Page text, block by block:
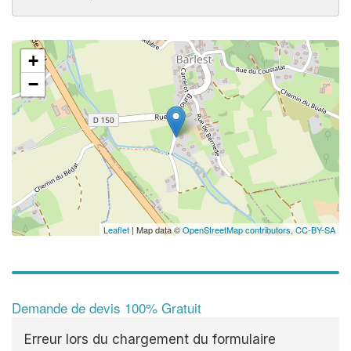
+
−
Leaflet | Map data ©OpenStreetMap contributors, CC-BY-SA
Demande de devis 100% Gratuit
Erreur lors du chargement du formulaire